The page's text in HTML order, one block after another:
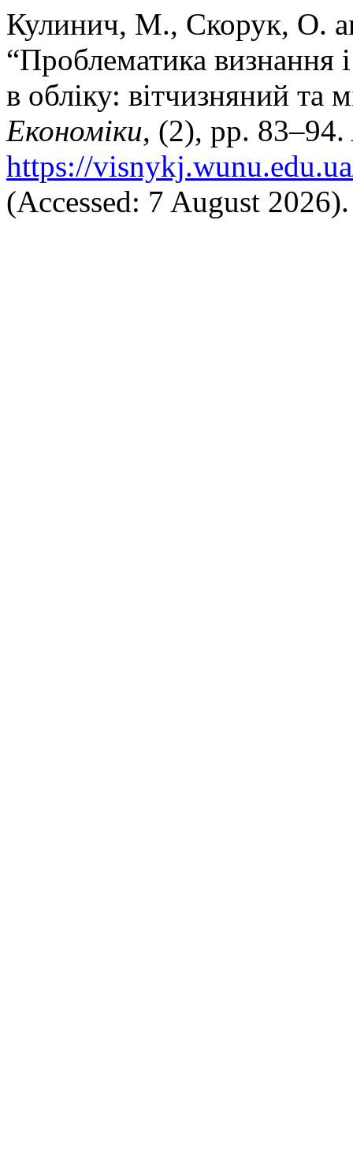
Кулинич, М., Скорук, О.
“Проблематика визнання
в обліку: вітчизняний та
Економіки, (2), pp.
https://
(Accessed: 7 August 2026).